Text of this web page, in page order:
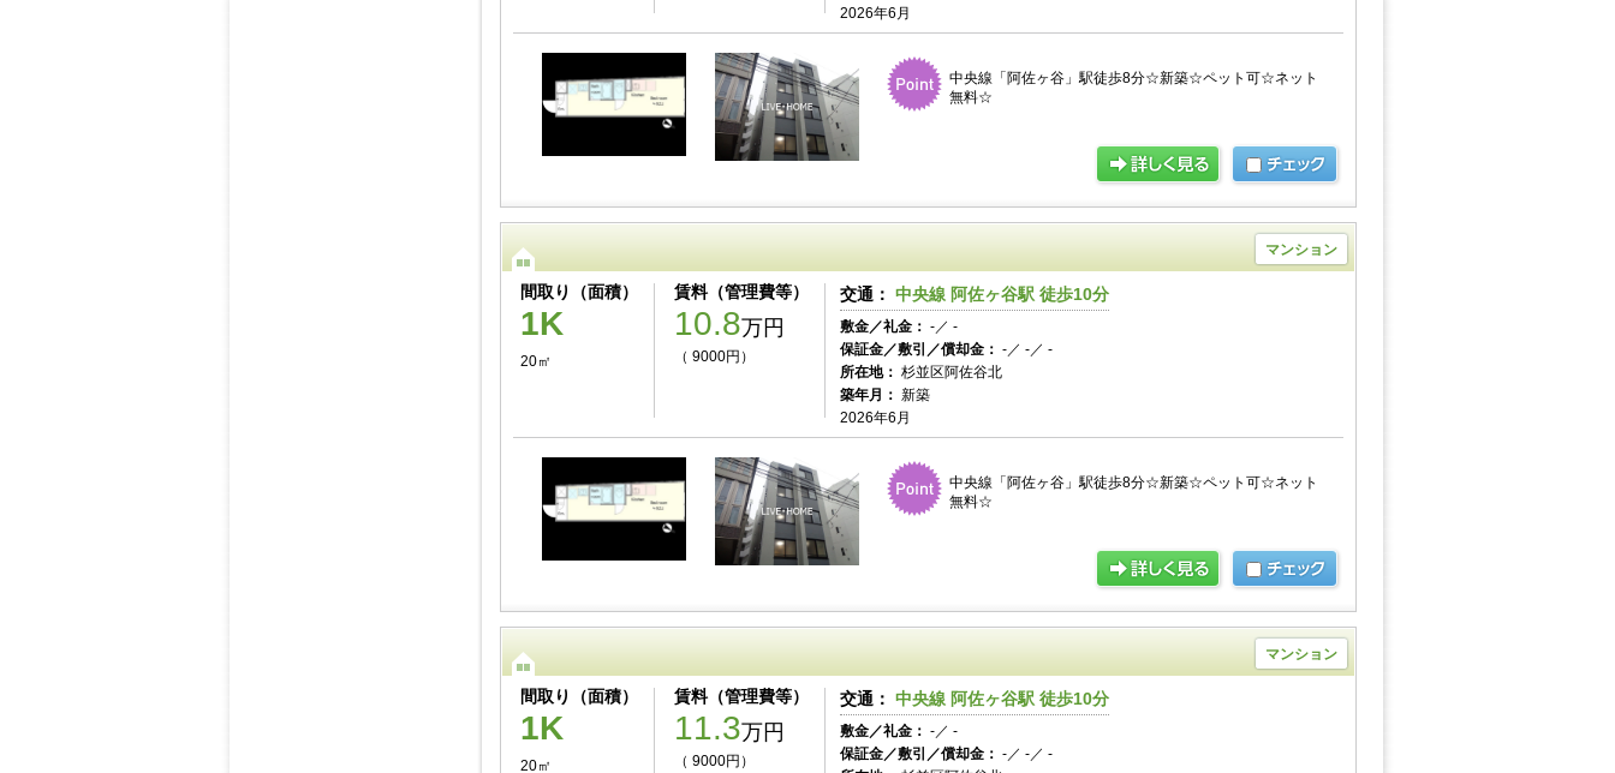
2026年6月
中央線「阿佐ヶ谷」駅徒歩8分☆新築☆ペット可☆ネット
無料☆
マンション
間取り（面積）
1K
20㎡
賃料（管理費等）
10.8万円
（ 9000円）
交通： 中央線 阿佐ヶ谷駅 徒歩10分
敷金／礼金： -／ -
保証金／敷引／償却金： -／ -／ -
所在地： 杉並区阿佐谷北
築年月： 新築
2026年6月
中央線「阿佐ヶ谷」駅徒歩8分☆新築☆ペット可☆ネット
無料☆
マンション
間取り（面積）
1K
20㎡
賃料（管理費等）
11.3万円
（ 9000円）
交通： 中央線 阿佐ヶ谷駅 徒歩10分
敷金／礼金： -／ -
保証金／敷引／償却金： -／ -／ -